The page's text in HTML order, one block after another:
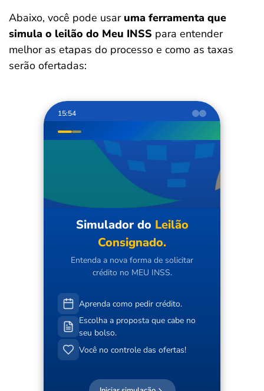
Abaixo, você pode usar uma ferramenta que
simula o leilão do Meu INSS para entender
melhor as etapas do processo e como as taxas
serão ofertadas:
15:54
Simulador do Leilão
Consignado.
Entenda a nova forma de solicitar
crédito no MEU INSS.
Aprenda como pedir crédito.
Escolha a proposta que cabe no
seu bolso.
Você no controle das ofertas!